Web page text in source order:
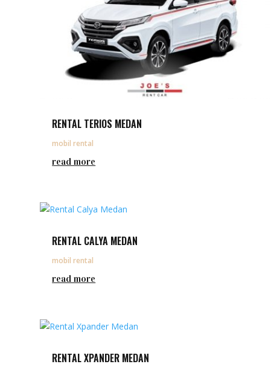
RENTAL TERIOS MEDAN
mobil rental
read more
RENTAL CALYA MEDAN
mobil rental
read more
RENTAL XPANDER MEDAN